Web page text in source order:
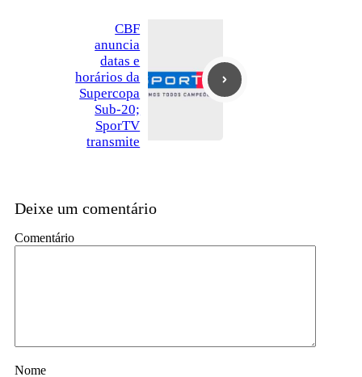
CBF
anuncia
datas e
horários da
Supercopa
Sub-20;
SporTV
transmite
Deixe um comentário
Comentário
Nome